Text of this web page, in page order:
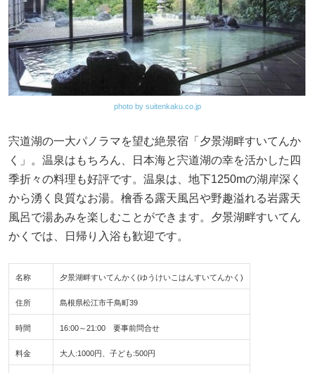
photo by suitenkaku.co.jp
宍道湖の一大パノラマを望む絶景宿「夕景湖畔すいてんか
く」。温泉はもちろん、日本海と宍道湖の幸を活かした四
季折々の料理も好評です。温泉は、地下1250mの湖岸深く
から湧く良質なお湯。檜香る露天風呂や野趣溢れる岩露天
風呂で湯あみを楽しむことができます。夕景湖畔すいてん
かくでは、日帰り入浴も歓迎です。
名称 夕景湖畔すいてんかく(ゆうけいこはんすいてんかく)
住所 島根県松江市千鳥町39
時間 16:00～21:00 要事前問合せ
料金 大人:1000円、子ども:500円